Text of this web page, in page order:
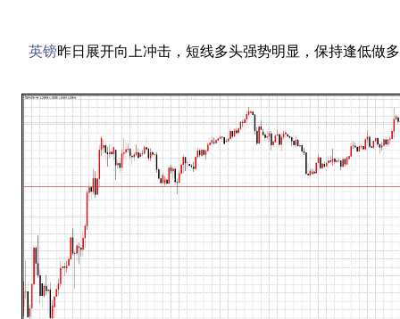
英镑昨日展开向上冲击，短线多头强势明显，保持逢低做